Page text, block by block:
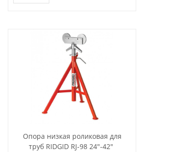
Опора низкая роликовая для
труб RIDGID RJ-98 24"-42"